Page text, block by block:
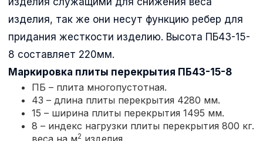
изделия, так же они несут функцию ребер для
придания жесткости изделию. Высота ПБ43-15-
8 составляет 220мм.
Маркировка плиты перекрытия ПБ43-15-8
ПБ – плита многопустотная.
43 – длина плиты перекрытия 4280 мм.
15 – ширина плиты перекрытия 1495 мм.
8 – индекс нагрузки плиты перекрытия 800 кг.
веса на м2 изделия.